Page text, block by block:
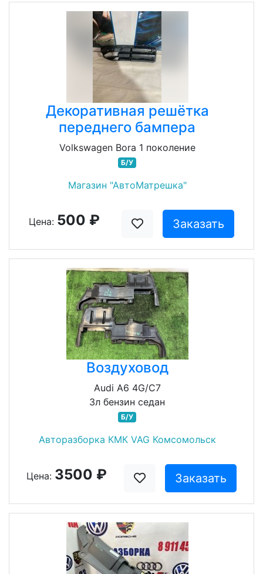
Декоративная решётка
переднего бампера
Volkswagen Bora 1 поколение
Б/У
Магазин "АвтоМатрешка"
Цена: 500 ₽ Заказать
Воздуховод
Audi A6 4G/C7
3л бензин седан
Б/У
Авторазборка КМК VAG Комсомольск
Цена: 3500 ₽ Заказать